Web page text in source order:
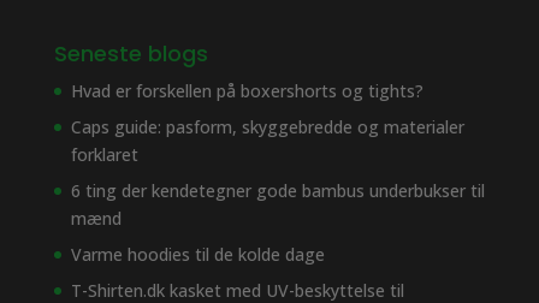
Seneste blogs
Hvad er forskellen på boxershorts og tights?
Caps guide: pasform, skyggebredde og materialer
forklaret
6 ting der kendetegner gode bambus underbukser til
mænd
Varme hoodies til de kolde dage
T-Shirten.dk kasket med UV-beskyttelse til